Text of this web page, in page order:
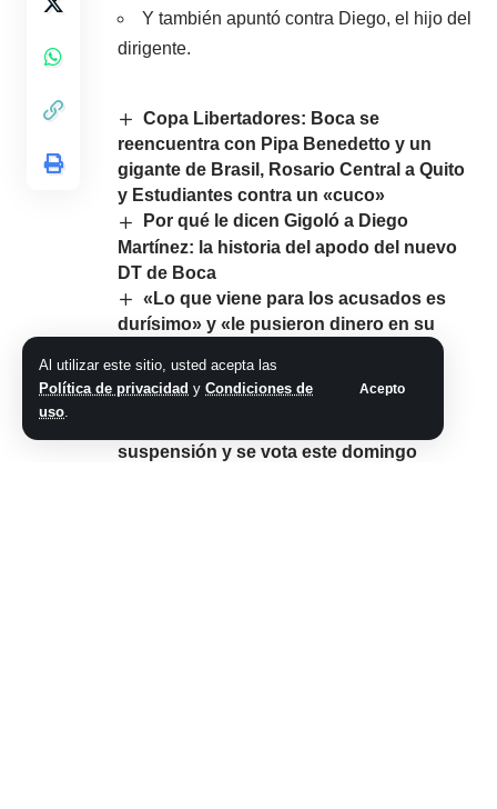
Al utilizar este sitio, usted acepta las
Política de privacidad y Condiciones de
uso.
Acepto
Y también apuntó contra Diego, el hijo del
dirigente.
Copa Libertadores: Boca se
reencuentra con Pipa Benedetto y un
gigante de Brasil, Rosario Central a Quito
y Estudiantes contra un «cuco»
Por qué le dicen Gigoló a Diego
Martínez: la historia del apodo del nuevo
DT de Boca
«Lo que viene para los acusados es
durísimo» y «le pusieron dinero en su
escalofriantes detalles de la denuncia
contra los jugadores de Vélez
suspensión y se vota este domingo